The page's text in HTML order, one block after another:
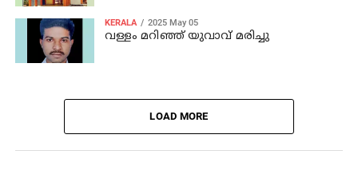
KERALA 2025 May 05
വള്ളം മറിഞ്ഞ് യുവാവ് മരിച്ചു
LOAD MORE